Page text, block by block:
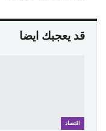
قد يعجبك ايضا
اقتصاد